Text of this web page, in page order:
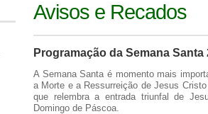
Avisos e Recados
Programação da Semana Santa
A Semana Santa é momento mais
a Morte e a Ressurreição de Jesus
que relembra a entrada triunfal de
Domingo de Páscoa.